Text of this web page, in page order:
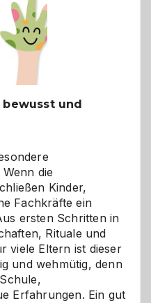
und
die
Kinder,
Fachkräfte ein
ersten Schritten in
Rituale und
viele Eltern ist dieser
und wehmütig, denn
Erfahrungen. Ein gut